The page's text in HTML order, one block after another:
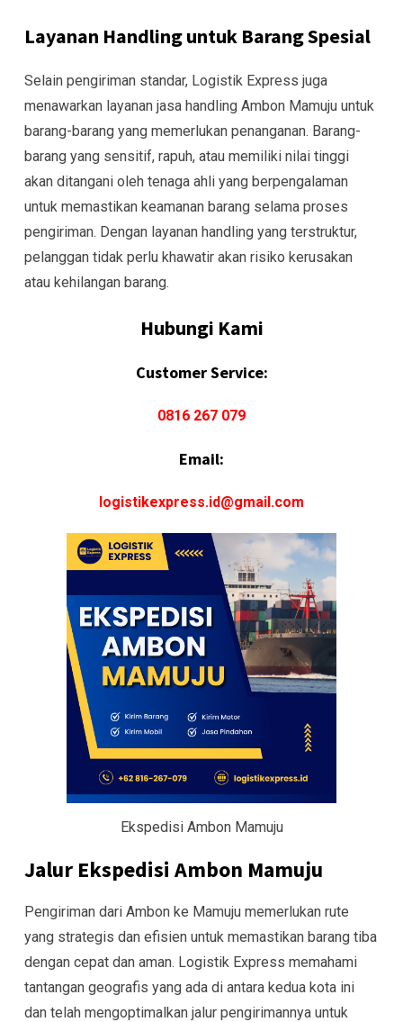
Layanan Handling untuk Barang Spesial
Selain pengiriman standar, Logistik Express juga
menawarkan layanan jasa handling Ambon Mamuju untuk
barang-barang yang memerlukan penanganan. Barang-
barang yang sensitif, rapuh, atau memiliki nilai tinggi
akan ditangani oleh tenaga ahli yang berpengalaman
untuk memastikan keamanan barang selama proses
pengiriman. Dengan layanan handling yang terstruktur,
pelanggan tidak perlu khawatir akan risiko kerusakan
atau kehilangan barang.
Hubungi Kami
Customer Service:
0816 267 079
Email:
logistikexpress.id@gmail.com
Ekspedisi Ambon Mamuju
Jalur Ekspedisi Ambon Mamuju
Pengiriman dari Ambon ke Mamuju memerlukan rute
yang strategis dan efisien untuk memastikan barang tiba
dengan cepat dan aman. Logistik Express memahami
tantangan geografis yang ada di antara kedua kota ini
dan telah mengoptimalkan jalur pengirimannya untuk